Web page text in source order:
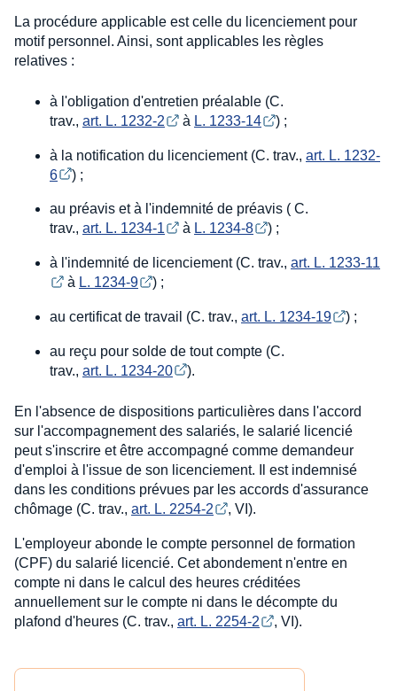
La procédure applicable est celle du licenciement pour
motif personnel. Ainsi, sont applicables les règles
relatives :
à l'obligation d'entretien préalable (C.
trav., art. L. 1232-2 à L. 1233-14 ) ;
à la notification du licenciement (C. trav., art. L. 1232-
6
) ;
au préavis et à l'indemnité de préavis ( C.
trav., art. L. 1234-1 à L. 1234-8 ) ;
à l'indemnité de licenciement (C. trav., art. L. 1233-11
à L. 1234-9 ) ;
au certificat de travail (C. trav., art. L. 1234-19 ) ;
au reçu pour solde de tout compte (C.
trav., art. L. 1234-20 ).
En l'absence de dispositions particulières dans l'accord
sur l'accompagnement des salariés, le salarié licencié
peut s'inscrire et être accompagné comme demandeur
d'emploi à l'issue de son licenciement. Il est indemnisé
dans les conditions prévues par les accords d'assurance
chômage (C. trav., art. L. 2254-2 , VI).
L'employeur abonde le compte personnel de formation
(CPF) du salarié licencié. Cet abondement n'entre en
compte ni dans le calcul des heures créditées
annuellement sur le compte ni dans le décompte du
plafond d'heures (C. trav., art. L. 2254-2 , VI).